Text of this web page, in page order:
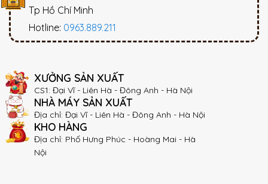
Tp Hồ Chí Minh
Hotline: 0963.889.211
XƯỞNG SẢN XUẤT
CS1: Đại Vĩ - Liên Hà - Đông Anh - Hà Nội
NHÀ MÁY SẢN XUẤT
Địa chỉ: Đại Vĩ - Liên Hà - Đông Anh - Hà Nội
KHO HÀNG
Địa chỉ: Phố Hưng Phúc - Hoàng Mai - Hà
Nội